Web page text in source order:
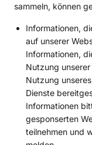
sammeln, können
Informationen,
auf unserer
Informationen,
Nutzung
Nutzung
Dienste
Informationen
gesponserten
teilnehmen und